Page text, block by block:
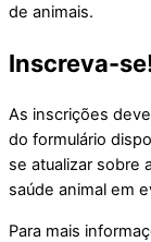
de animais.
Inscreva-
As inscrições
do formulário
se atualizar sobre
saúde animal em
Para mais